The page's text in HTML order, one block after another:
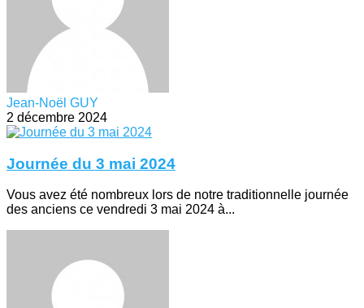
Jean-Noël GUY
2 décembre 2024
Journée du 3 mai 2024
Vous avez été nombreux lors de notre traditionnelle journée
des anciens ce vendredi 3 mai 2024 à...